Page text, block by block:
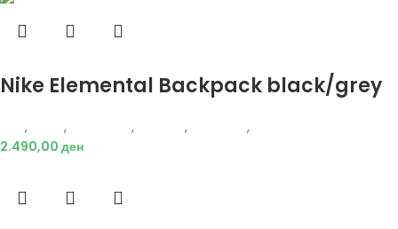
Nike Elemental Backpack black/grey
, , , , ,
2.490,00 ден